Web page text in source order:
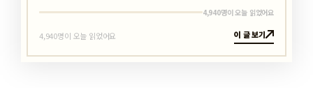
4,940명이 오늘 읽었어요
4,940명이 오늘 읽었어요 이 글 보기